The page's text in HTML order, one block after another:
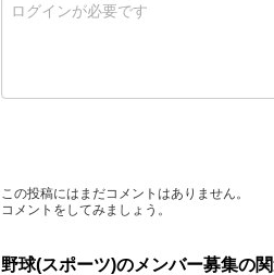
この投稿にはまだコメントはありません。
コメントをしてみましょう。
野球(スポーツ)のメンバー募集の